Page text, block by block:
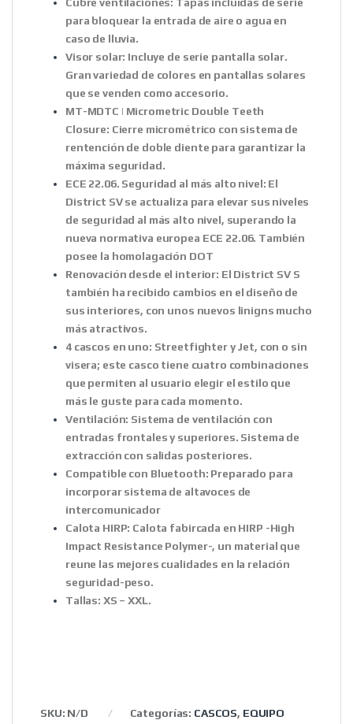
Cubre ventilaciones: Tapas incluídas de serie
para bloquear la entrada de aire o agua en
caso de lluvia.
Visor solar: Incluye de serie pantalla solar.
Gran variedad de colores en pantallas solares
que se venden como accesorio.
MT-MDTC | Micrometric Double Teeth
Closure: Cierre micrométrico con sistema de
rentención de doble diente para garantizar la
máxima seguridad.
ECE 22.06. Seguridad al más alto nivel: El
District SV se actualiza para elevar sus niveles
de seguridad al más alto nivel, superando la
nueva normativa europea ECE 22.06. También
posee la homolagación DOT
Renovación desde el interior: El District SV S
también ha recibido cambios en el diseño de
sus interiores, con unos nuevos linigns mucho
más atractivos.
4 cascos en uno: Streetfighter y Jet, con o sin
visera; este casco tiene cuatro combinaciones
que permiten al usuario elegir el estilo que
más le guste para cada momento.
Ventilación: Sistema de ventilación con
entradas frontales y superiores. Sistema de
extracción con salidas posteriores.
Compatible con Bluetooth: Preparado para
incorporar sistema de altavoces de
intercomunicador
Calota HIRP: Calota fabircada en HIRP -High
Impact Resistance Polymer-, un material que
reune las mejores cualidades en la relación
seguridad-peso.
Tallas: XS – XXL.
SKU: N/D Categorías: CASCOS, EQUIPO